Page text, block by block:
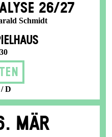
26/27
Schmidt
D
Mär